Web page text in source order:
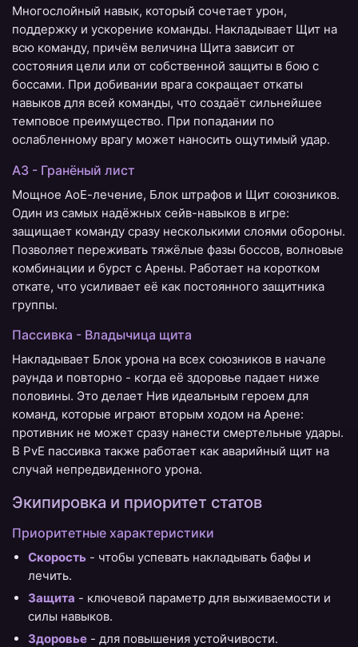
Многослойный навык, который сочетает урон,
поддержку и ускорение команды. Накладывает Щит на
всю команду, причём величина Щита зависит от
состояния цели или от собственной защиты в бою с
боссами. При добивании врага сокращает откаты
навыков для всей команды, что создаёт сильнейшее
темповое преимущество. При попадании по
ослабленному врагу может наносить ощутимый удар.
А3 - Гранёный лист
Мощное АоЕ-лечение, Блок штрафов и Щит союзников.
Один из самых надёжных сейв-навыков в игре:
защищает команду сразу несколькими слоями обороны.
Позволяет переживать тяжёлые фазы боссов, волновые
комбинации и бурст с Арены. Работает на коротком
откате, что усиливает её как постоянного защитника
группы.
Пассивка - Владычица щита
Накладывает Блок урона на всех союзников в начале
раунда и повторно - когда её здоровье падает ниже
половины. Это делает Нив идеальным героем для
команд, которые играют вторым ходом на Арене:
противник не может сразу нанести смертельные удары.
В PvE пассивка также работает как аварийный щит на
случай непредвиденного урона.
Экипировка и приоритет статов
Приоритетные характеристики
Скорость - чтобы успевать накладывать бафы и
лечить.
Защита - ключевой параметр для выживаемости и
силы навыков.
Здоровье - для повышения устойчивости.